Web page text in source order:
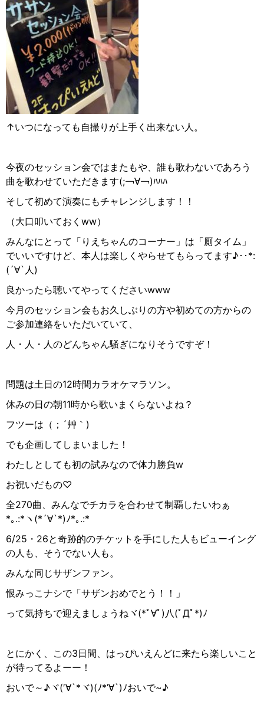
↑いつになっても自撮りが上手く出来ない人。
今夜のセッション会ではまたもや、誰も歌わないであろう
曲を歌わせていただきます(;￢∀︎￢)ﾊﾊﾊ
そして初めて演奏にもチャレンジします！！
（大口叩いておくww）
みんなにとって「りえちゃんのコーナー」は「厠タイム」
でいいですけど、本人は楽しくやらせてもらってます♪︎･･*:
(´∀︎`人)
良かったら聴いてやってくださいwww
今月のセッション会もお久しぶりの方や初めての方からの
ご参加連絡をいただいていて、
人・人・人のどんちゃん騒ぎになりそうですぞ！
問題は土日の12時間カラオケマラソン。
休みの日の朝11時から歌いまくらないよね？
フツーは（；´艸｀)
でも企画してしまいました！
わたしとしても初の試みなので体力勝負w
お祝いだもの♡
全270曲、みんなでチカラを合わせて制覇したいわぁ
*｡.:*ヽ(*´∀︎`*)ﾉ*｡.:*
6/25・26と奇跡的のチケットを手にした人もビューイング
の人も、そうでない人も。
みんな同じサザンファン。
恨みっこナシで「サザンおめでとう！！」
って気持ちで迎えましょうねヾ(*ﾟ∀ﾟ︎)八(ﾟДﾟ*)ﾉ
とにかく、この3日間、はっぴいえんどに来たら楽しいこと
が待ってるよーー！
おいで～♪ヾ(′∀`*ヾ)(ﾉ*’∀`)ﾉおいで~♪